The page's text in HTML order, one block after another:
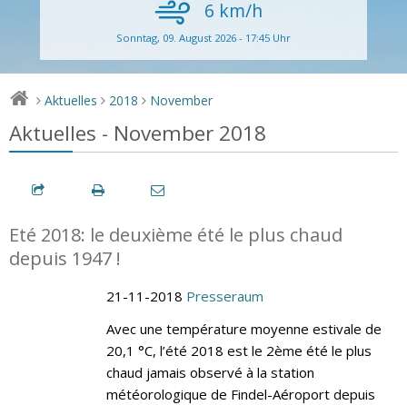
6 km/h
Sonntag, 09. August 2026 - 17:45 Uhr
> Aktuelles > 2018 > November
Aktuelles - November 2018
Eté 2018: le deuxième été le plus chaud
depuis 1947 !
21-11-2018 Presseraum
Avec une température moyenne estivale de
20,1 °C, l’été 2018 est le 2ème été le plus
chaud jamais observé à la station
météorologique de Findel-Aéroport depuis